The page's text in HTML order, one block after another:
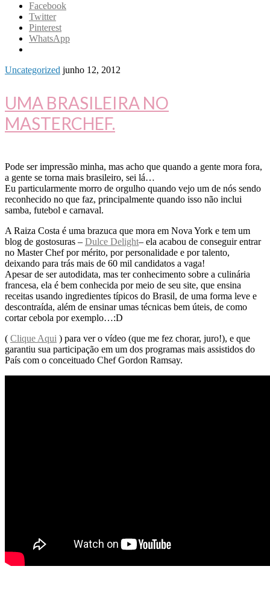
Facebook
Twitter
Pinterest
WhatsApp
Uncategorized junho 12, 2012
UMA BRASILEIRA NO
MASTERCHEF.
Pode ser impressão minha, mas acho que quando a gente mora fora,
a gente se torna mais brasileiro, sei lá…
Eu particularmente morro de orgulho quando vejo um de nós sendo
reconhecido no que faz, principalmente quando isso não inclui
samba, futebol e carnaval.
A Raiza Costa é uma brazuca que mora em Nova York e tem um
blog de gostosuras – Dulce Delight– ela acabou de conseguir entrar
no Master Chef por mérito, por personalidade e por talento,
deixando para trás mais de 60 mil candidatos a vaga!
Apesar de ser autodidata, mas ter conhecimento sobre a culinária
francesa, ela é bem conhecida por meio de seu site, que ensina
receitas usando ingredientes típicos do Brasil, de uma forma leve e
descontraída, além de ensinar umas técnicas bem úteis, de como
cortar cebola por exemplo…:D
( Clique Aqui ) para ver o vídeo (que me fez chorar, juro!), e que
garantiu sua participação em um dos programas mais assistidos do
País com o conceituado Chef Gordon Ramsay.